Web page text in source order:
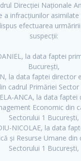
Direcției Naționale
a infracțiunilor
efectuarea
suspecții:
la data faptei
București,
la data faptei director
cadrul Primăriei
ANCA, la data
Economic din
Sectorului 1 București,
NICOLAE, la data
și Resurse Umane din
Sectorului 1 București,